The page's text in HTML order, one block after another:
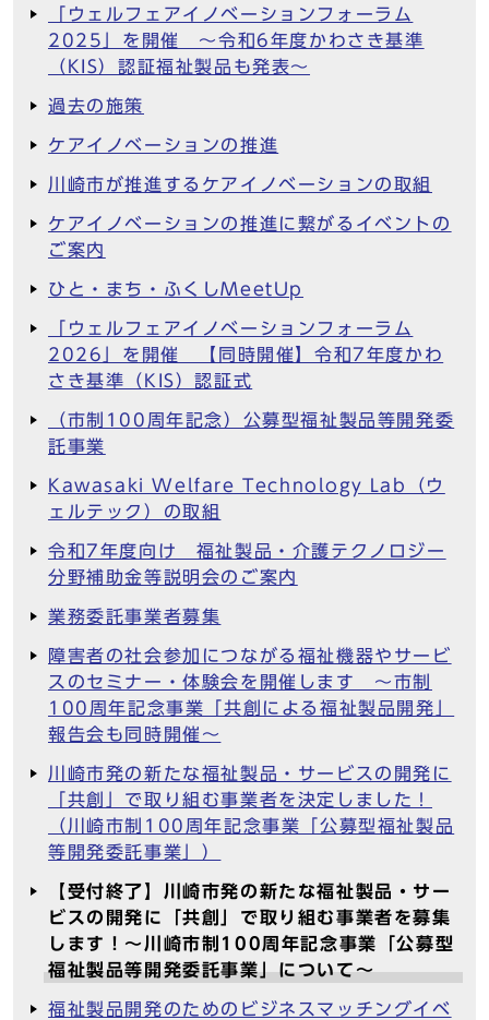
「ウェルフェアイノベーションフォーラム
2025」を開催 ～令和6年度かわさき基準
（KIS）認証福祉製品も発表～
過去の施策
ケアイノベーションの推進
川崎市が推進するケアイノベーションの取組
ケアイノベーションの推進に繋がるイベントの
ご案内
ひと・まち・ふくしMeetUp
「ウェルフェアイノベーションフォーラム
2026」を開催 【同時開催】令和7年度かわ
さき基準（KIS）認証式
（市制100周年記念）公募型福祉製品等開発委
託事業
Kawasaki Welfare Technology Lab（ウ
ェルテック）の取組
令和7年度向け 福祉製品・介護テクノロジー
分野補助金等説明会のご案内
業務委託事業者募集
障害者の社会参加につながる福祉機器やサービ
スのセミナー・体験会を開催します ～市制
100周年記念事業「共創による福祉製品開発」
報告会も同時開催～
川崎市発の新たな福祉製品・サービスの開発に
「共創」で取り組む事業者を決定しました！
（川崎市制100周年記念事業「公募型福祉製品
等開発委託事業」）
【受付終了】川崎市発の新たな福祉製品・サー
ビスの開発に「共創」で取り組む事業者を募集
します！～川崎市制100周年記念事業「公募型
福祉製品等開発委託事業」について～
福祉製品開発のためのビジネスマッチングイベ